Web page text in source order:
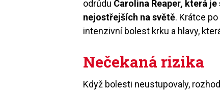
odrůdu Carolina Reaper, která
nejostřejších na světě. Krátce
intenzivní bolest krku a hlavy,
Nečekaná rizika
Když bolesti neustupovaly,